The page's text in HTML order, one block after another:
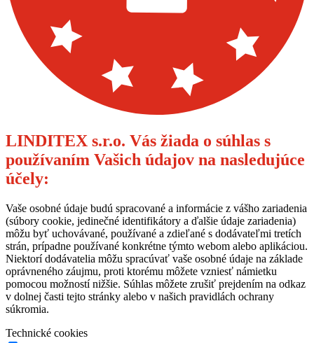
LINDITEX s.r.o. Vás žiada o súhlas s
používaním Vašich údajov na nasledujúce
účely:
Vaše osobné údaje budú spracované a informácie z vášho zariadenia
(súbory cookie, jedinečné identifikátory a ďalšie údaje zariadenia)
môžu byť uchovávané, používané a zdieľané s dodávateľmi tretích
strán, prípadne používané konkrétne týmto webom alebo aplikáciou.
Niektorí dodávatelia môžu spracúvať vaše osobné údaje na základe
oprávneného záujmu, proti ktorému môžete vzniesť námietku
pomocou možností nižšie. Súhlas môžete zrušiť prejdením na odkaz
v dolnej časti tejto stránky alebo v našich pravidlách ochrany
súkromia.
Technické cookies